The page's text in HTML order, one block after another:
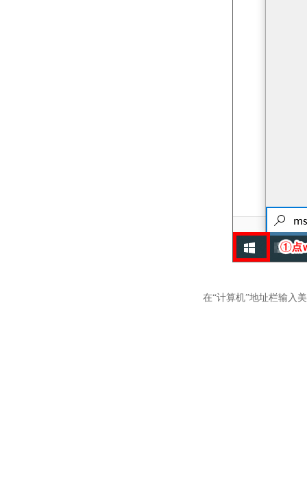
在“计算机”地址栏输入